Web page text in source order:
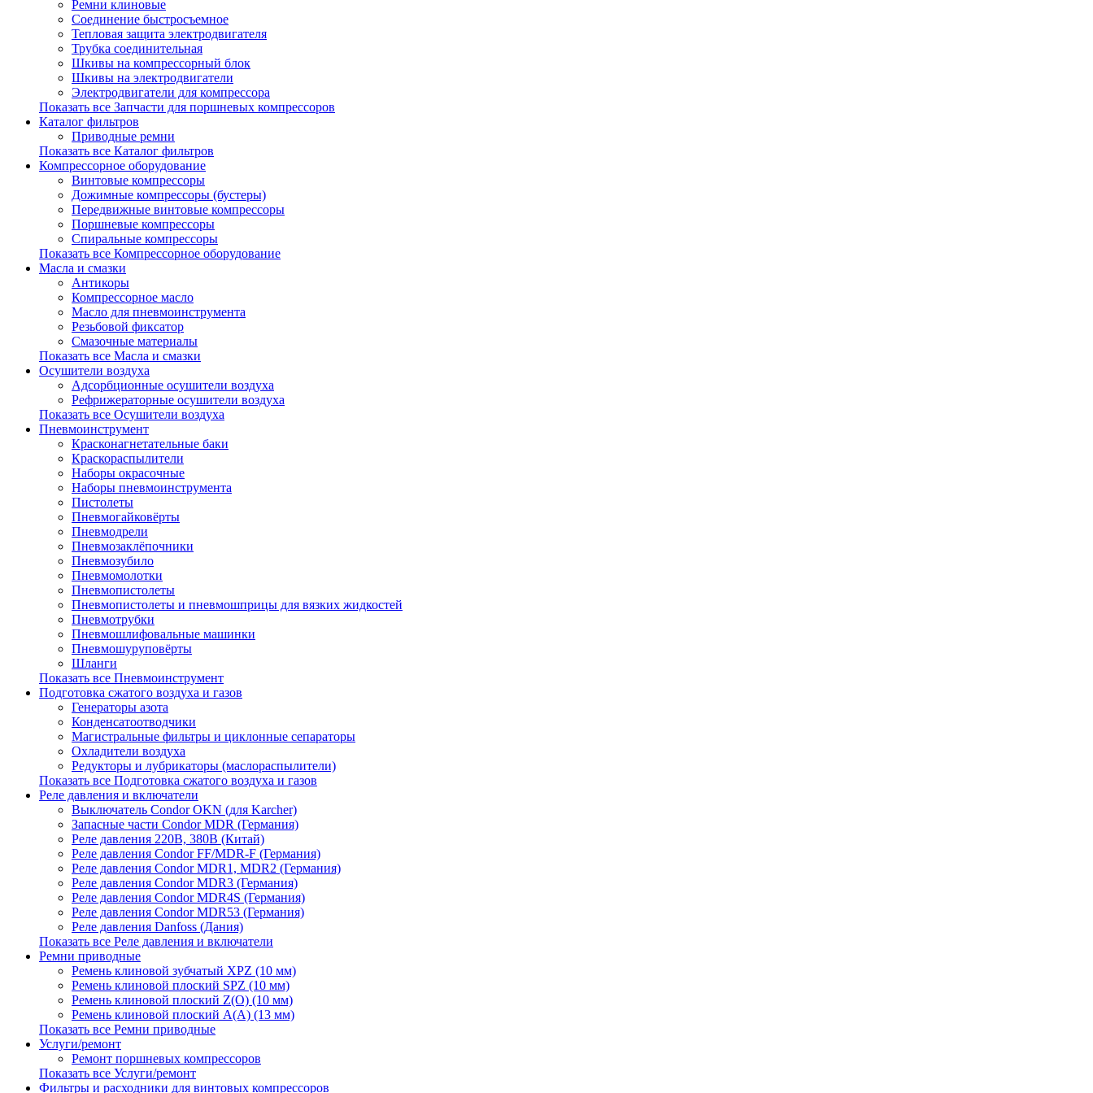
Ремни клиновые
Соединение быстросъемное
Тепловая защита электродвигателя
Трубка соединительная
Шкивы на компрессорный блок
Шкивы на электродвигатели
Электродвигатели для компрессора
Показать все Запчасти для поршневых компрессоров
Каталог фильтров
Приводные ремни
Показать все Каталог фильтров
Компрессорное оборудование
Винтовые компрессоры
Дожимные компрессоры (бустеры)
Передвижные винтовые компрессоры
Поршневые компрессоры
Спиральные компрессоры
Показать все Компрессорное оборудование
Масла и смазки
Антикоры
Компрессорное масло
Масло для пневмоинструмента
Резьбовой фиксатор
Смазочные материалы
Показать все Масла и смазки
Осушители воздуха
Адсорбционные осушители воздуха
Рефрижераторные осушители воздуха
Показать все Осушители воздуха
Пневмоинструмент
Красконагнетательные баки
Краскораспылители
Наборы окрасочные
Наборы пневмоинструмента
Пистолеты
Пневмогайковёрты
Пневмодрели
Пневмозаклёпочники
Пневмозубило
Пневмомолотки
Пневмопистолеты
Пневмопистолеты и пневмошприцы для вязких жидкостей
Пневмотрубки
Пневмошлифовальные машинки
Пневмошуруповёрты
Шланги
Показать все Пневмоинструмент
Подготовка сжатого воздуха и газов
Генераторы азота
Конденсатоотводчики
Магистральные фильтры и циклонные сепараторы
Охладители воздуха
Редукторы и лубрикаторы (маслораспылители)
Показать все Подготовка сжатого воздуха и газов
Реле давления и включатели
Выключатель Condor OKN (для Karcher)
Запасные части Сondor MDR (Германия)
Реле давления 220В, 380В (Китай)
Реле давления Condor FF/MDR-F (Германия)
Реле давления Condor MDR1, MDR2 (Германия)
Реле давления Condor MDR3 (Германия)
Реле давления Condor MDR4S (Германия)
Реле давления Condor MDR53 (Германия)
Реле давления Danfoss (Дания)
Показать все Реле давления и включатели
Ремни приводные
Ремень клиновой зубчатый XPZ (10 мм)
Ремень клиновой плоский SPZ (10 мм)
Ремень клиновой плоский Z(О) (10 мм)
Ремень клиновой плоский А(А) (13 мм)
Показать все Ремни приводные
Услуги/ремонт
Ремонт поршневых компрессоров
Показать все Услуги/ремонт
Фильтры и расходники для винтовых компрессоров